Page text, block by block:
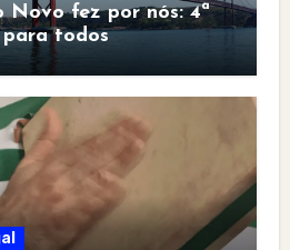
Novo fez por nós: 4ª
todos